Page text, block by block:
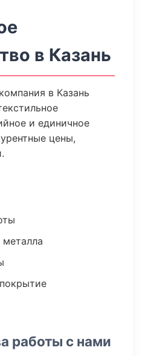
в Казань
в Казань
и единичное
цены,
работы с нами